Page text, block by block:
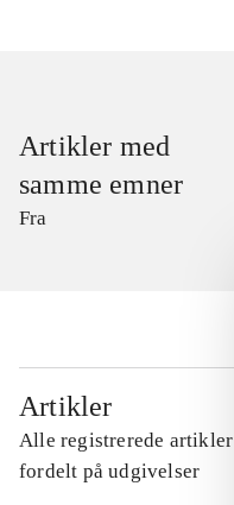
Artikler med
samme emner
Fra
Artikler
Alle registrerede artikler
fordelt på udgivelser